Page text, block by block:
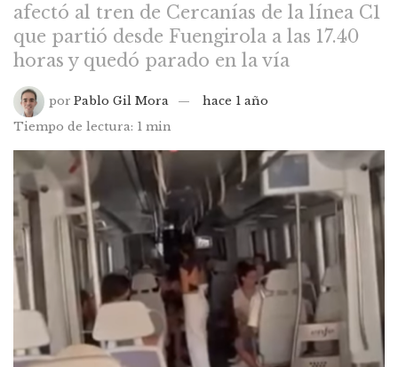
afectó al tren de Cercanías de la línea C1
que partió desde Fuengirola a las 17.40
horas y quedó parado en la vía
por Pablo Gil Mora
hace 1 año
Tiempo de lectura: 1 min